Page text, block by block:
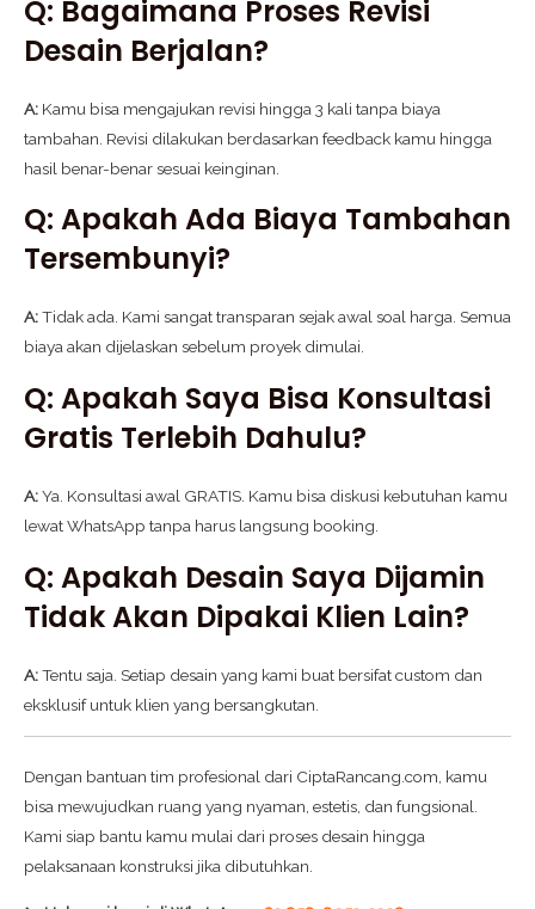
Q: Bagaimana Proses Revisi
Desain Berjalan?
A: Kamu bisa mengajukan revisi hingga 3 kali tanpa biaya
tambahan. Revisi dilakukan berdasarkan feedback kamu hingga
hasil benar-benar sesuai keinginan.
Q: Apakah Ada Biaya Tambahan
Tersembunyi?
A:Tidak ada. Kami sangat transparan sejak awal soal harga. Semua
biaya akan dijelaskan sebelum proyek dimulai.
Q: Apakah Saya Bisa Konsultasi
Gratis Terlebih Dahulu?
A:Ya. Konsultasi awal GRATIS. Kamu bisa diskusi kebutuhan kamu
lewat WhatsApp tanpa harus langsung booking.
Q: Apakah Desain Saya Dijamin
Tidak Akan Dipakai Klien Lain?
A:Tentu saja. Setiap desain yang kami buat bersifat custom dan
eksklusif untuk klien yang bersangkutan.
Dengan bantuan tim profesional dari CiptaRancang.com, kamu
bisa mewujudkan ruang yang nyaman, estetis, dan fungsional.
Kami siap bantu kamu mulai dari proses desain hingga
pelaksanaan konstruksi jika dibutuhkan.